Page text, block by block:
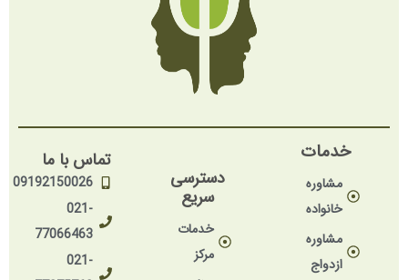
خدمات
مشاوره
خانواده
مشاوره
ازدواج
دسترسی
سریع
خدمات
مرکز
تماس با ما
09192150026
77066463